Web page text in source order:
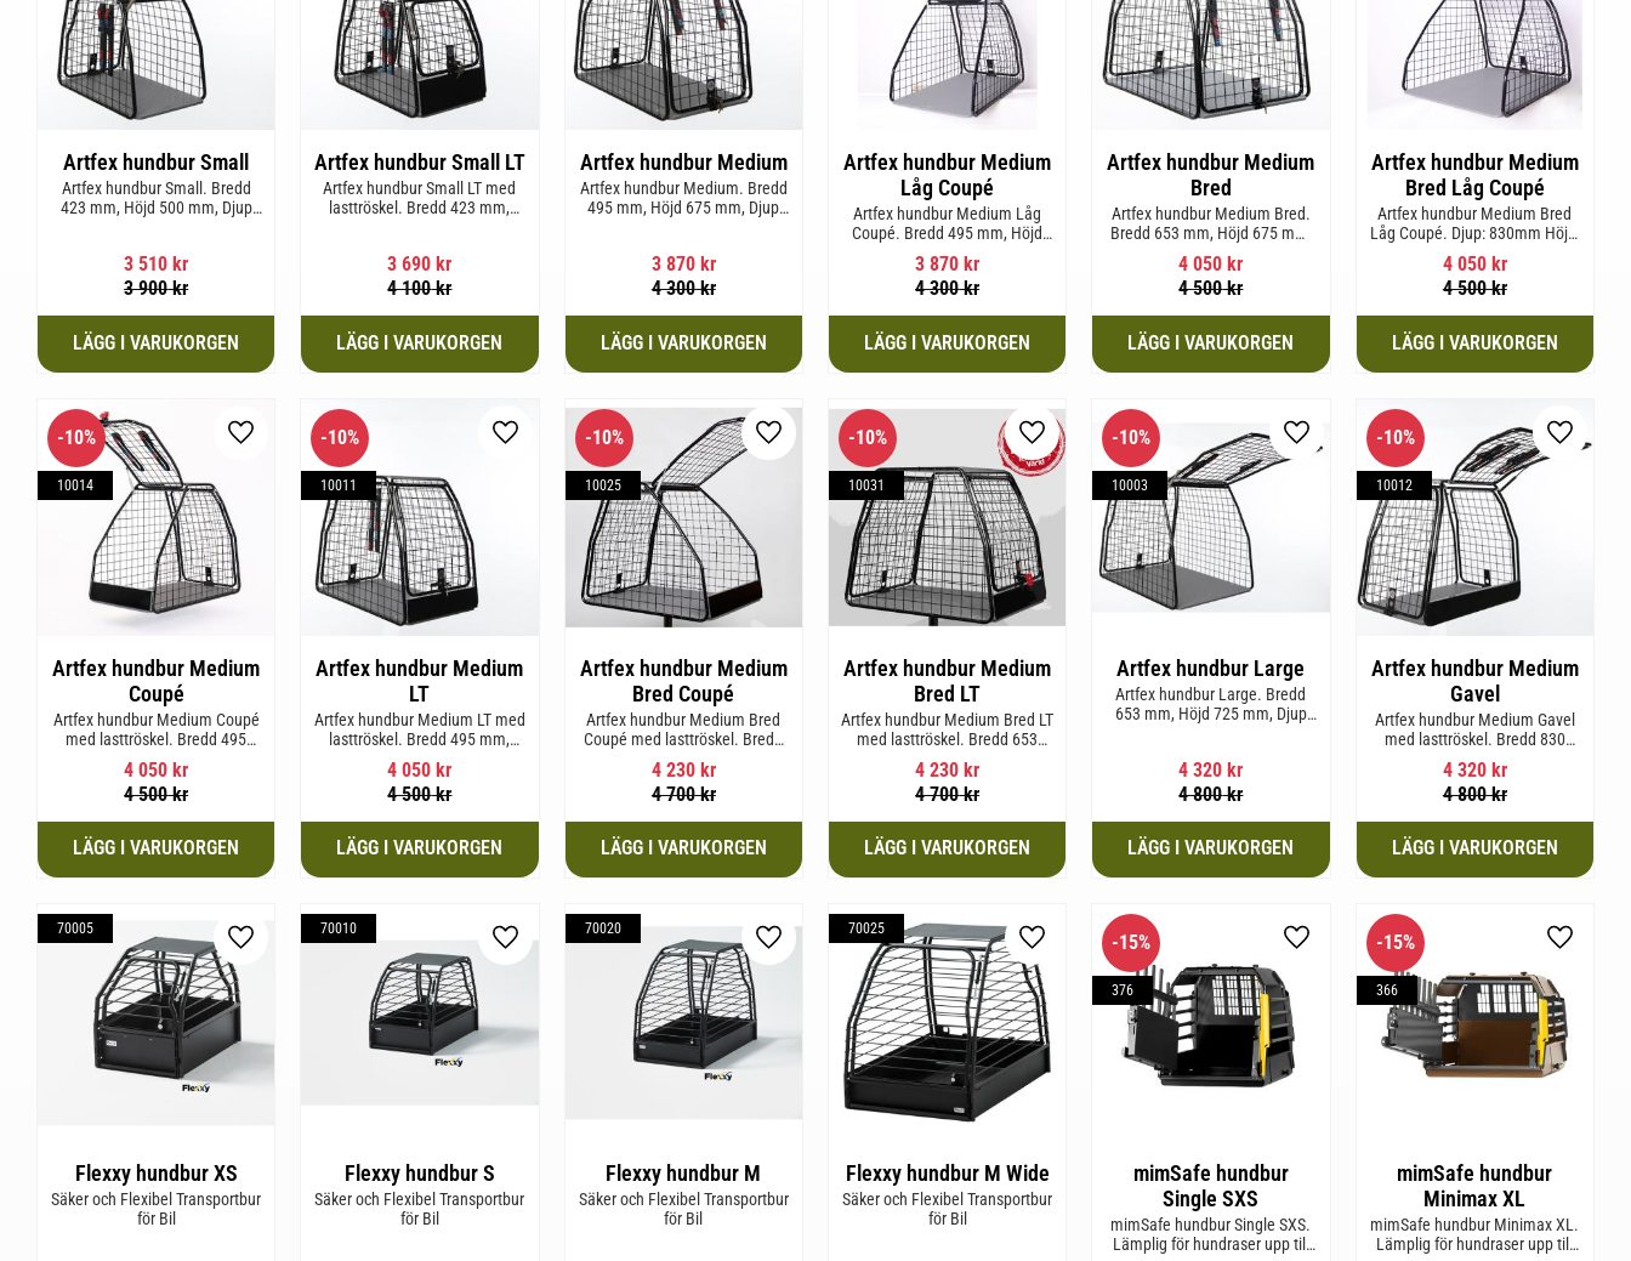
Artfex hundbur Small
Artfex hundbur Small. Bredd
423 mm, Höjd 500 mm, Djup
3 510 kr
3 900kr
Artfex hundbur Small LT
Artfex hundbur Small LT med
lasttröskel. Bredd 423 mm,
3 690 kr
4 100kr
Artfex hundbur Medium
Artfex hundbur Medium. Bredd
495 mm, Höjd 675 mm, Djup
3 870kr
4 300kr
Artfex hundbur Medium
Låg Coupé
Artfex hundbur Medium Låg
Coupé. Bredd 495 mm, Höjd
580 mm, Djup 830 mm och Vikt
15,2 kg.
3 870 kr
4 300kr
Artfex hundbur Medium
Bred
Artfex hundbur Medium Bred.
Bredd 653 mm, Höjd 675 mm,
Djup 830 mm och Vikt 19,7 kg.
4 050 kr
4 500kr
Artfex hundbur Medium
Bred Låg Coupé
Artfex hundbur Medium Bred
Låg Coupé. Djup: 830mm Höjd:
580mm Bredd: 653mm Vikt:
17,5kg
4 050kr
4 500kr
Artfex hundbur Medium
Coupé
Artfex hundbur Medium Coupé
med lasttröskel. Bredd 495
mm, Höjd 675 mm, Djup 830
mm och Vikt 15,8 kg.
4 050 kr
4 500kr
10%
10014
Lägg till i favoriter
Artfex hundbur Medium
LT
Artfex hundbur Medium LT med
lasttröskel. Bredd 495 mm,
Höjd 675 mm, Djup 830 mm
och Vikt 17 kg.
4 050 kr
4 500kr
10%
10011
Lägg till i favoriter
Artfex hundbur Medium
Bred Coupé
Artfex hundbur Medium Bred
Coupé med lasttröskel. Bredd
653 mm, Höjd 675 mm, Djup
830 mm och Vikt 19,4 kg.
4 230kr
4 700kr
10%
10025
Lägg till i favoriter
Artfex hundbur Medium
Bred LT
Artfex hundbur Medium Bred LT
med lasttröskel. Bredd 653
mm, Höjd 675 mm, Djup 830
mm och Vikt 20,2 kg.
4 230 kr
4 700kr
10%
10031
Lägg till i favoriter
Artfex hundbur Large
Artfex hundbur Large. Bredd
653 mm, Höjd 725 mm, Djup
4 320 kr
4 800kr
10%
10003
Lägg till i favoriter
Artfex hundbur Medium
Gavel
Artfex hundbur Medium Gavel
med lasttröskel. Bredd 830
mm, Höjd 675 mm, Djup 495
mm och Vikt 20,1 kg.
4 320kr
4 800kr
10%
10012
Lägg till
Flexxy hundbur XS
Säker och Flexibel Transportbur
för Bil
70005
Lägg till i favoriter
Flexxy hundbur S
Säker och Flexibel Transportbur
för Bil
70010
Lägg till i favoriter
Flexxy hundbur M
Säker och Flexibel Transportbur
för Bil
70020
Lägg till i favoriter
Flexxy hundbur M Wide
Säker och Flexibel Transportbur
för Bil
70025
Lägg till i favoriter
mimSafe hundbur
Single SXS
mimSafe hundbur Single SXS.
Lämplig för hundraser upp till
15%
376
Lägg till i favoriter
mimSafe hundbur
Minimax XL
mimSafe hundbur Minimax XL.
Lämplig för hundraser upp till
15%
366
Lägg till